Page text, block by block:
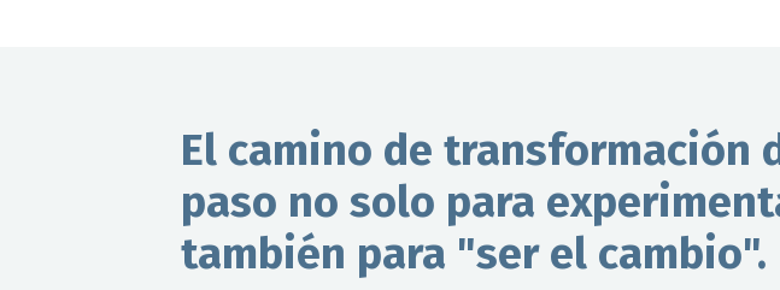
El camino de transformación
paso no solo para
también para "ser el cambio".